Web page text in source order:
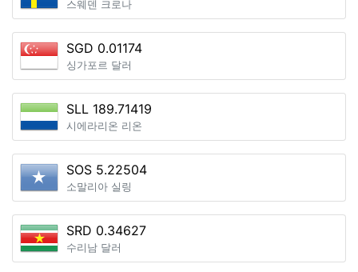
스웨덴 크로나
SGD 0.01174
싱가포르 달러
SLL 189.71419
시에라리온 리온
SOS 5.22504
소말리아 실링
SRD 0.34627
수리남 달러